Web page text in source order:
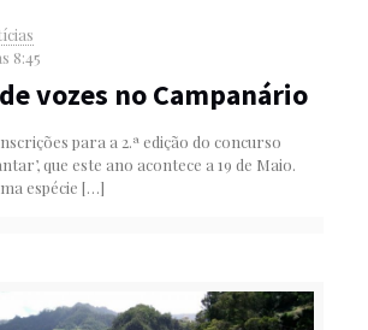
8:45
vozes no Campanário
para a 2.ª edição do concurso
que este ano acontece a 19 de Maio.
espécie […]